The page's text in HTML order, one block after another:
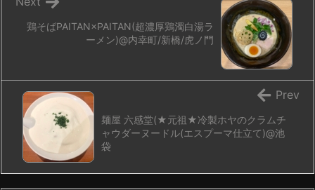
鶏そばPAITAN×PAITAN(超濃厚鶏濁白湯ラ
ーメン)@内幸町/新橋/虎ノ門
麺屋 六感堂(★元祖★冷製ホヤのクラムチ
ャウダーヌードル(エスプーマ仕立て)@池
袋
Prev